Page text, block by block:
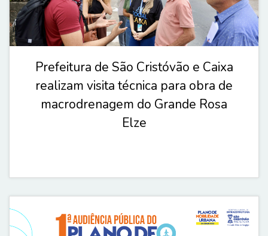
Prefeitura de São Cristóvão e Caixa
realizam visita técnica para obra de
macrodrenagem do Grande Rosa
Elze